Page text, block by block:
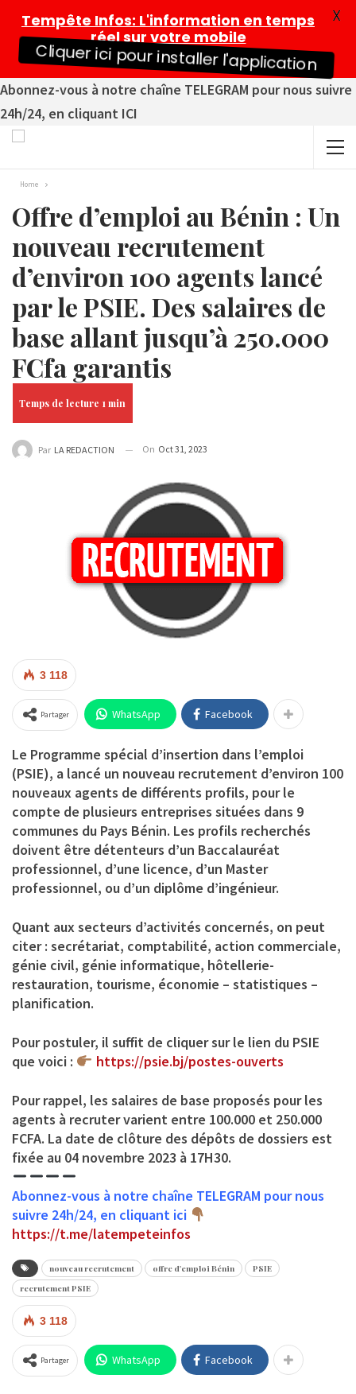
Abonnez-vous à notre chaîne TELEGRAM pour nous suivre
24h/24, en cliquant ICI
Home
Offre d’emploi au Bénin : Un
nouveau recrutement
d’environ 100 agents lancé
par le PSIE. Des salaires de
base allant jusqu’à 250.000
FCfa garantis
Par LA REDACTION On Oct 31, 2023
3 118
Partager WhatsApp Facebook
Le Programme spécial d’insertion dans l’emploi
(PSIE), a lancé un nouveau recrutement d’environ 100
nouveaux agents de différents profils, pour le
compte de plusieurs entreprises situées dans 9
communes du Pays Bénin. Les profils recherchés
doivent être détenteurs d’un Baccalauréat
professionnel, d’une licence, d’un Master
professionnel, ou d’un diplôme d’ingénieur.
Quant aux secteurs d’activités concernés, on peut
citer : secrétariat, comptabilité, action commerciale,
génie civil, génie informatique, hôtellerie-
restauration, tourisme, économie – statistiques –
planification.
Pour postuler, il suffit de cliquer sur le lien du PSIE
que voici :
https://psie.bj/postes-ouverts
Pour rappel, les salaires de base proposés pour les
agents à recruter varient entre 100.000 et 250.000
FCFA. La date de clôture des dépôts de dossiers est
fixée au 04 novembre 2023 à 17H30.
Abonnez-vous à notre chaîne TELEGRAM pour nous
suivre 24h/24, en cliquant ici
https://t.me/latempeteinfos
nouveau recrutement offre d'emploi Bénin
PSIE
recrutement PSIE
3 118
Partager WhatsApp Facebook
Tempête Infos: L'information en temps
réel sur votre mobile
Cliquer ici pour installer l'application
X